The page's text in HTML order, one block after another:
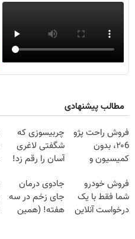
مطالب پیشنهادی
فروش راحت پژو
۲۰6، بدون
کمیسیون و
چربیسوزی که
شگفتی لاغری
آسان را رقم زد!
فروش خودرو
شما فقط با یک
درخواست آنلاین
جادوی درمان
جای زخم در سه
هفته! (همین